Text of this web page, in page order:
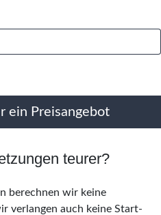
teurer?
berechnen wir keine
verlangen auch keine Start-